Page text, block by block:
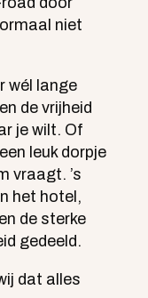
niet
wél lange
de vrijheid
je wilt. Of
leuk dorpje
vraagt. ’s
het hotel,
de sterke
gedeeld.
dat alles